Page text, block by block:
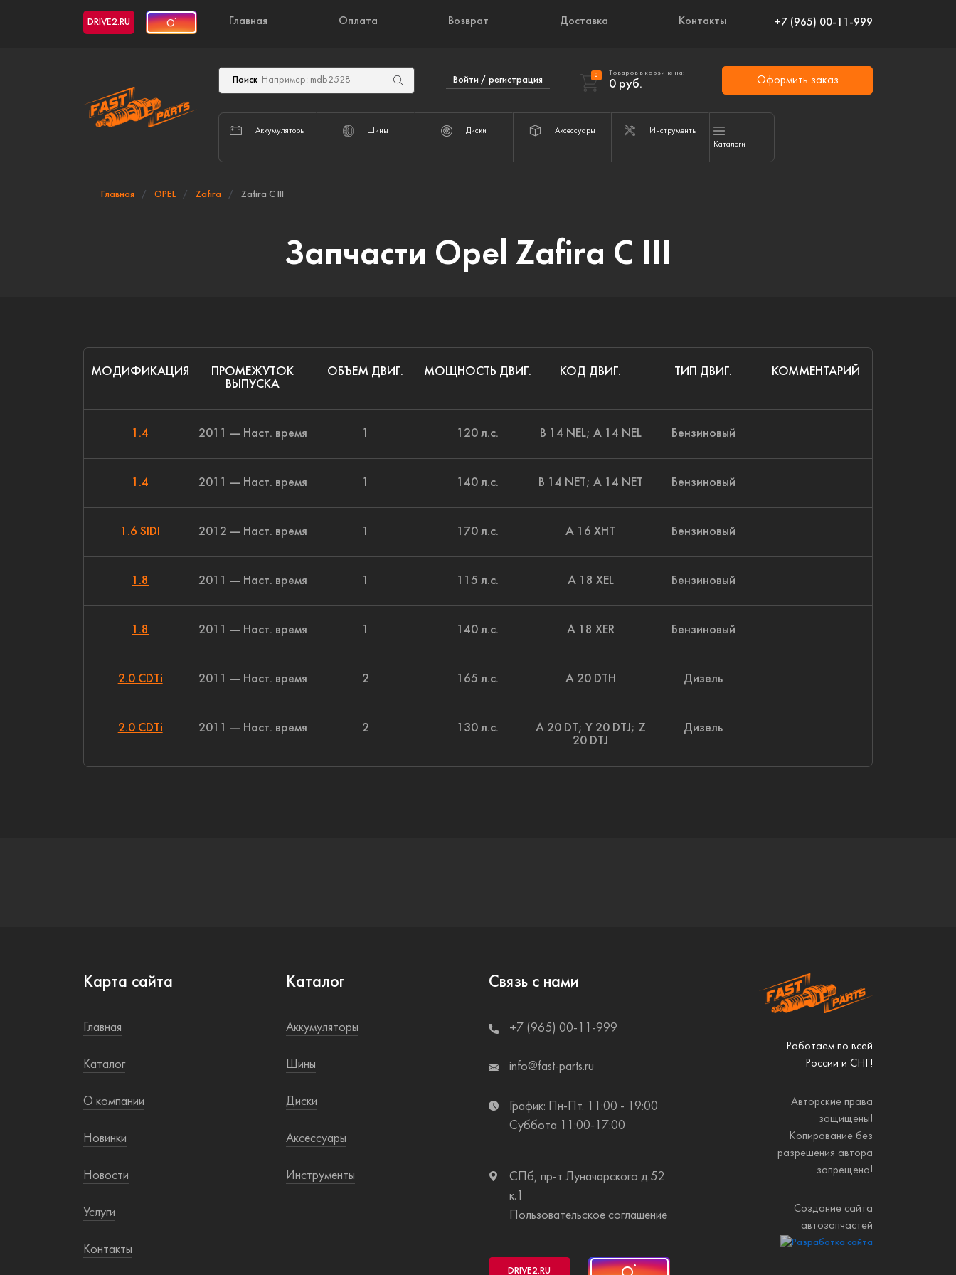
DRIVE2.RU Главная Оплата Возврат Доставка Контакты +7 (965) 00-11-999
Поиск Войти / регистрация 0 Товаров в корзине на:
0 руб. Оформить заказ
Аккумуляторы Шины Диски Аксессуары
Инструменты
Каталоги
Главная OPEL Zafira Zafira C III
Запчасти Opel Zafira C III
МОДИФИКАЦИЯ
ПРОМЕЖУТОК
ВЫПУСКА
ОБЪЕМ ДВИГ. МОЩНОСТЬ ДВИГ. КОД ДВИГ. ТИП ДВИГ. КОММЕНТАРИЙ
1.4 2011 — Наст. время 1 120 л.с. B 14 NEL; A 14 NEL Бензиновый
1.4 2011 — Наст. время 1 140 л.с. B 14 NET; A 14 NET Бензиновый
1.6 SIDI 2012 — Наст. время 1 170 л.с. A 16 XHT Бензиновый
1.8 2011 — Наст. время 1 115 л.с. A 18 XEL Бензиновый
1.8 2011 — Наст. время 1 140 л.с. A 18 XER Бензиновый
2.0 CDTi 2011 — Наст. время 2 165 л.с. A 20 DTH Дизель
2.0 CDTi 2011 — Наст. время 2 130 л.с.
A 20 DT; Y 20 DTJ; Z
20 DTJ
Дизель
Карта сайта
Главная
Каталог
О компании
Новинки
Новости
Услуги
Контакты
Каталог
Аккумуляторы
Шины
Диски
Аксессуары
Инструменты
Связь с нами
+7 (965) 00-11-999
info@fast-parts.ru
График: Пн-Пт. 11:00 - 19:00
Суббота 11:00-17:00
СПб, пр-т Луначарского д.52
к.1
Пользовательское соглашение
DRIVE2.RU
Работаем по всей
России и СНГ!
Авторские права
защищены!
Копирование без
разрешения автора
запрещено!
Создание сайта
автозапчастей